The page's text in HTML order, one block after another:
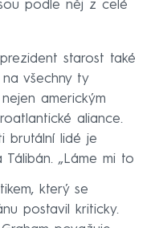
podle něj z celé
starost také
všechny ty
americkým
aliance.
brutální lidé je
„Láme mi to
který se
postavil kriticky.